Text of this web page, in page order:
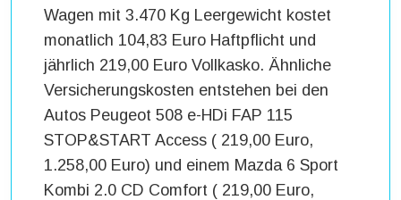
Wagen mit 3.470 Kg Leergewicht kostet
monatlich 104,83 Euro Haftpflicht und
jährlich 219,00 Euro Vollkasko. Ähnliche
Versicherungskosten entstehen bei den
Autos Peugeot 508 e-HDi FAP 115
STOP&START Access ( 219,00 Euro,
1.258,00 Euro) und einem Mazda 6 Sport
Kombi 2.0 CD Comfort ( 219,00 Euro,